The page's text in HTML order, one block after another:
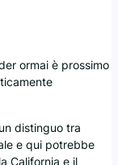
ormai è prossimo
distinguo tra
e qui potrebbe
California e il